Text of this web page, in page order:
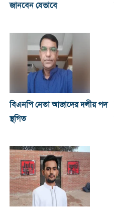
জানবেন যেভাবে
বিএনপি নেতা আজাদের দলীয় পদ
স্থগিত